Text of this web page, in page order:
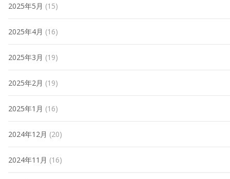
2025年5月 (15)
2025年4月 (16)
2025年3月 (19)
2025年2月 (19)
2025年1月 (16)
2024年12月 (20)
2024年11月 (16)